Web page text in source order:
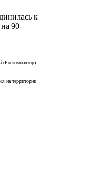
к
90
(Роскомнадзор)
на территории